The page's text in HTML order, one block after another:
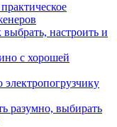
настроить и
с хорошей
разумно, выбирать